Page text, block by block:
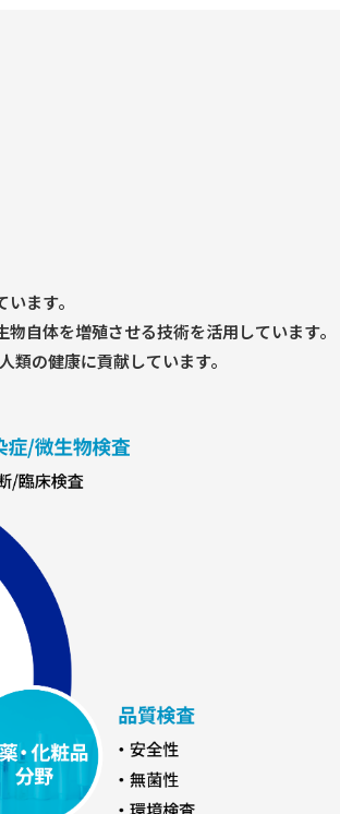
ます。
自体を増殖させる技術を活用しています。
の健康に貢献しています。